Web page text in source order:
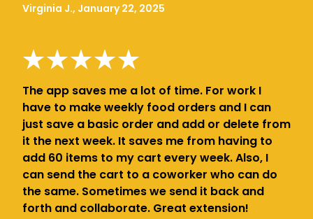
Virginia J., January 22, 2025
The app saves me a lot of time. For work I
have to make weekly food orders and I can
just save a basic order and add or delete from
it the next week. It saves me from having to
add 60 items to my cart every week. Also, I
can send the cart to a coworker who can do
the same. Sometimes we send it back and
forth and collaborate. Great extension!